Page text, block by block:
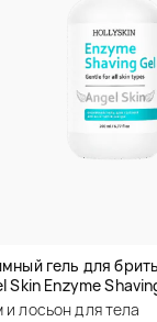
гель для
Skin Enzyme
и лосьон для тела